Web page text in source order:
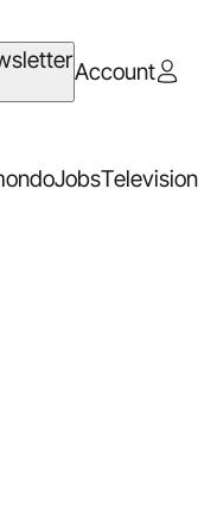
Account
JobsTelevision